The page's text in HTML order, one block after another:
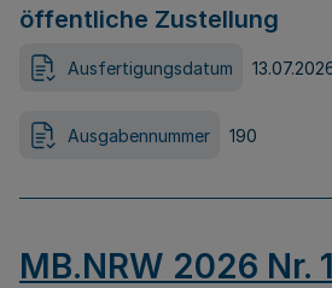
öffentliche Zustellung
Ausfertigungsdatum
Ausgabennummer 190
MB.NRW 2026 Nr.